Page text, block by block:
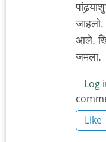
आले.
जमला.
Log
Like